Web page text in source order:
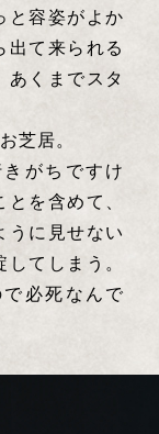
容姿がよか
出て来られる
くまでスタ
芝居。
がちですけ
を含めて、
うに見せない
てしまう。
必死なんで